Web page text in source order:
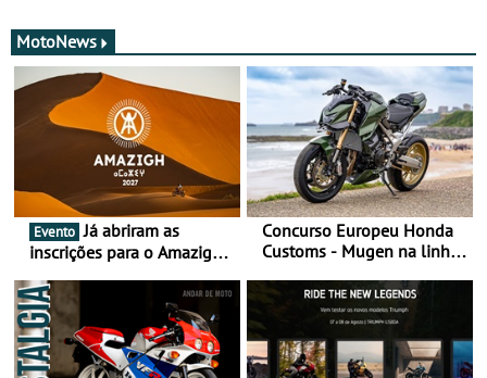
MotoNews
Evento Já abriram as
inscrições para o Amazigh
Marrocos, de 23 abril a 1
maio - The ultimate
experience in Morocco
Concurso Europeu Honda
Customs - Mugen na linha
ganhar